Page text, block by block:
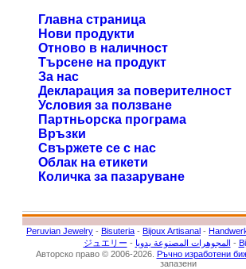
Главна страница
Нови продукти
Отново в наличност
Търсене на продукт
За нас
Декларация за поверителност
Условия за ползване
Партньорска програма
Връзки
Свържете се с нас
Облак на етикети
Количка за пазаруване
Peruvian Jewelry - Bisuteria - Bijoux Artisanal -
ジュエリー - المجوهرات المصنوعة يدويا -
Авторско право © 2006-2026. Ръчно изработени
запазени